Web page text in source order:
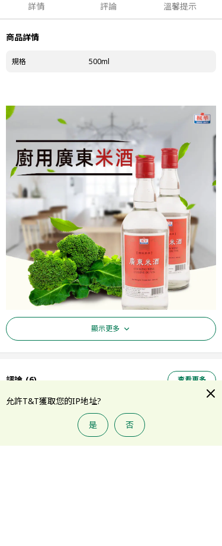
添加到購物車
詳情 評論 溫馨提示
商品詳情
規格 500ml
顯示更多
評論 (6) 查看更多
K****u
做三杯鸡必备材料之一，其实一
瓶这个就顶了其他料酒了，如果
允許T&T獲取您的IP地址?
是 否